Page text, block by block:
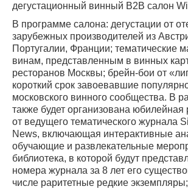
дегустационный винный В2В салон
В программе салона: дегустации от
зарубежных производителей из
Португалии, Франции; тематические
винам, представленным в винных
ресторанов Москвы; брейн-бои от
короткий срок завоевавшие
московского винного сообщества. В
также будет организована юбилейная
от ведущего тематического журнала
News, включающая интерактивные
обучающие и развлекательные
библиотека, в которой будут
номера журнала за 8 лет его
числе раритетные редкие